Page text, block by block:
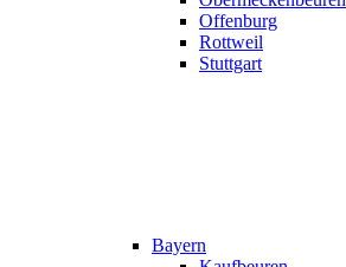
Offenburg
Rottweil
Stuttgart
Bayern